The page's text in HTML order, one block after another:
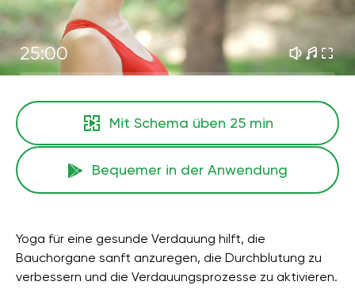
25:00
Mit Schema üben 25 min
Bequemer in der Anwendung
Yoga für eine gesunde Verdauung hilft, die
Bauchorgane sanft anzuregen, die Durchblutung zu
verbessern und die Verdauungsprozesse zu aktivieren.